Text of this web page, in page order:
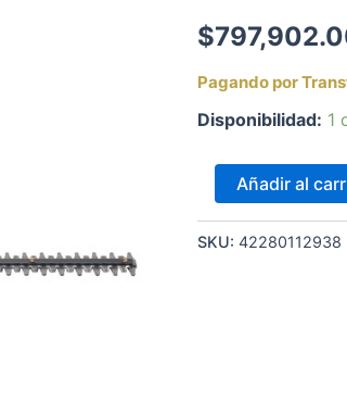
$
Pagando por
Disponibilidad: 1
cantidad
Añadir al
SKU: 42280112938